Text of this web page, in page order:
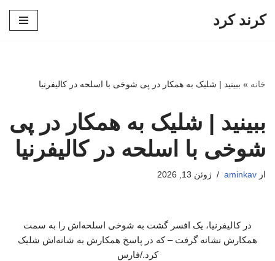
کرند کرد
خانه » ببینید | شلیک به همکار در پی شوخی با اسلحه در کالیفرنیا
ببینید | شلیک به همکار در پی
شوخی با اسلحه در کالیفرنیا
از aminkav ژوئن 13, 2026
در کالیفرنیا، یک افسر گشت به شوخی اسلحه‌اش را به سمت
همکارش نشانه گرفت – که در پاسخ همکارش به شانه‌اش شلیک
کرد./فارس